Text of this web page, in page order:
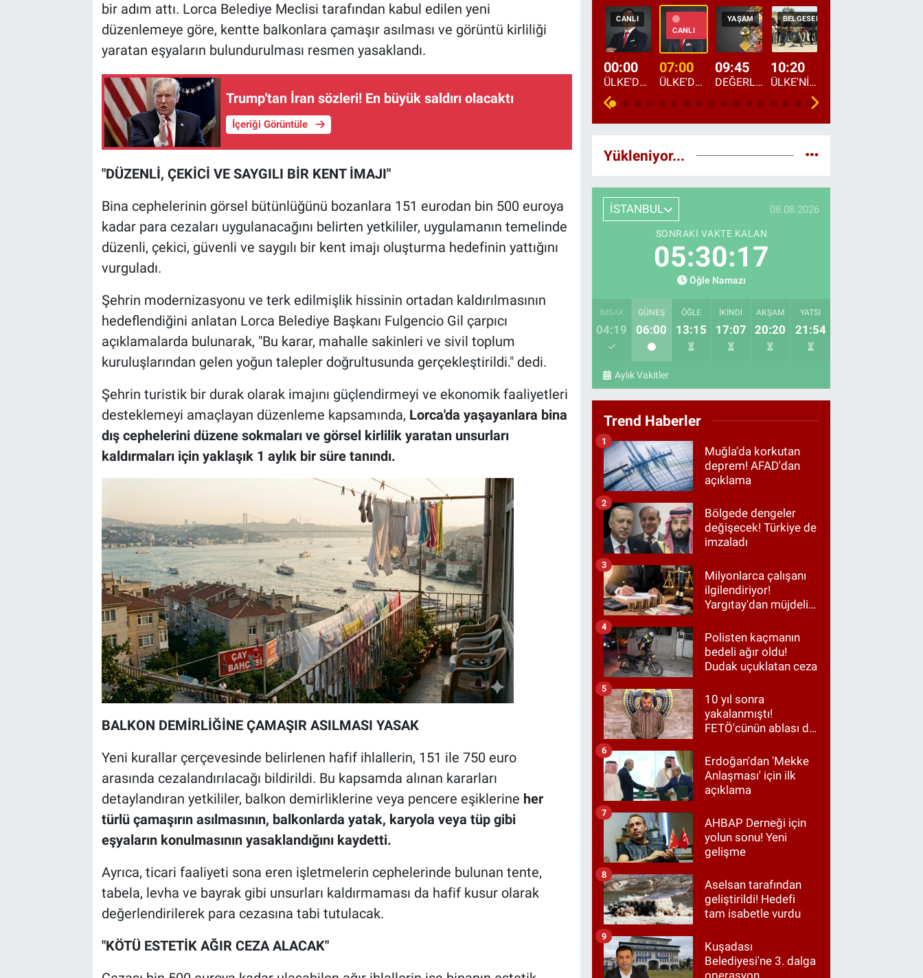
bir adım attı. Lorca Belediye Meclisi tarafından kabul edilen yeni
düzenlemeye göre, kentte balkonlara çamaşır asılması ve görüntü kirliliği
yaratan eşyaların bulundurulması resmen yasaklandı.
Trump'tan İran sözleri! En büyük saldırı olacaktı
İçeriği Görüntüle
"DÜZENLİ, ÇEKİCİ VE SAYGILI BİR KENT İMAJI"
Bina cephelerinin görsel bütünlüğünü bozanlara 151 eurodan bin 500 euroya
kadar para cezaları uygulanacağını belirten yetkililer, uygulamanın temelinde
düzenli, çekici, güvenli ve saygılı bir kent imajı oluşturma hedefinin yattığını
vurguladı.
Şehrin modernizasyonu ve terk edilmişlik hissinin ortadan kaldırılmasının
hedeflendiğini anlatan Lorca Belediye Başkanı Fulgencio Gil çarpıcı
açıklamalarda bulunarak, "Bu karar, mahalle sakinleri ve sivil toplum
kuruluşlarından gelen yoğun talepler doğrultusunda gerçekleştirildi." dedi.
Şehrin turistik bir durak olarak imajını güçlendirmeyi ve ekonomik faaliyetleri
desteklemeyi amaçlayan düzenleme kapsamında, Lorca'da yaşayanlara bina
dış cephelerini düzene sokmaları ve görsel kirlilik yaratan unsurları
kaldırmaları için yaklaşık 1 aylık bir süre tanındı.
BALKON DEMİRLİĞİNE ÇAMAŞIR ASILMASI YASAK
Yeni kurallar çerçevesinde belirlenen hafif ihlallerin, 151 ile 750 euro
arasında cezalandırılacağı bildirildi. Bu kapsamda alınan kararları
detaylandıran yetkililer, balkon demirliklerine veya pencere eşiklerine her
türlü çamaşırın asılmasının, balkonlarda yatak, karyola veya tüp gibi
eşyaların konulmasının yasaklandığını kaydetti.
Ayrıca, ticari faaliyeti sona eren işletmelerin cephelerinde bulunan tente,
tabela, levha ve bayrak gibi unsurları kaldırmaması da hafif kusur olarak
değerlendirilerek para cezasına tabi tutulacak.
"KÖTÜ ESTETİK AĞIR CEZA ALACAK"
CANLI
00:00
ÜLKE'DE BU GECE
CANLI
07:00
ÜLKE'DE HAFTA SONU
YAŞAM
09:45
DEĞERLERİN DAVETİ
BELGESEL
10:20
ÜLKE'NİN ÇOCUKLARI
Yükleniyor...
İSTANBUL 08.08.2026
SONRAKI VAKTE KALAN
05:30:16
Öğle Namazı
İMSAK
04:19
GÜNEŞ
06:00
ÖĞLE
13:15
İKINDI
17:07
AKŞAM
20:20
YATSI
21:54
Aylık Vakitler
Trend Haberler
Muğla'da korkutan
deprem! AFAD'dan
açıklama
1
Bölgede dengeler
değişecek! Türkiye de
imzaladı
2
Milyonlarca çalışanı
ilgilendiriyor!
Yargıtay'dan müjdeli
3
Polisten kaçmanın
bedeli ağır oldu!
Dudak uçuklatan ceza
4
10 yıl sonra
yakalanmıştı!
FETÖ'cünün ablası da
5
Erdoğan'dan 'Mekke
Anlaşması' için ilk
açıklama
6
AHBAP Derneği için
yolun sonu! Yeni
gelişme
7
Aselsan tarafından
geliştirildi! Hedefi
tam isabetle vurdu
8
Kuşadası
Belediyesi'ne 3. dalga
9